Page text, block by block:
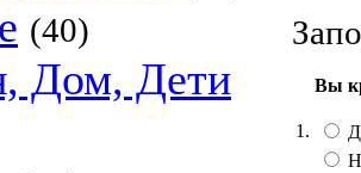
(40)
Дом, Дети
1.
Вы